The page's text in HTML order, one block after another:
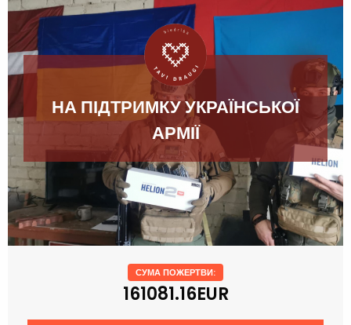
НА ПІДТРИМКУ УКРАЇНСЬКОЇ
АРМІЇ
СУМА ПОЖЕРТВИ:
161081.16EUR